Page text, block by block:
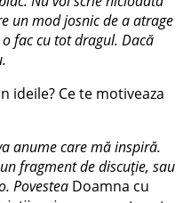
un mod josnic de a atrage
fac cu tot dragul. Dacă
ideile? Ce te motiveaza
anume care mă inspiră.
fragment de discuţie, sau
Povestea Doamna cu